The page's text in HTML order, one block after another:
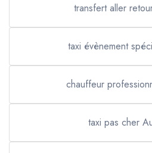
transfert aller
taxi évènement
chauffeur
taxi pas cher